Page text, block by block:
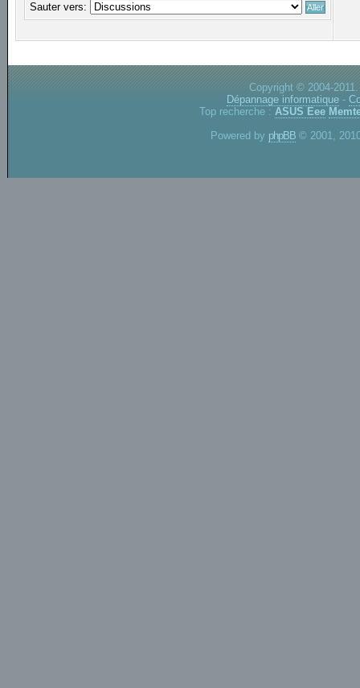
Sauter vers:
Copyright © 2004-
Dépannage informatique -
Top recherche : ASUS Eee
Powered by phpBB © 2001,